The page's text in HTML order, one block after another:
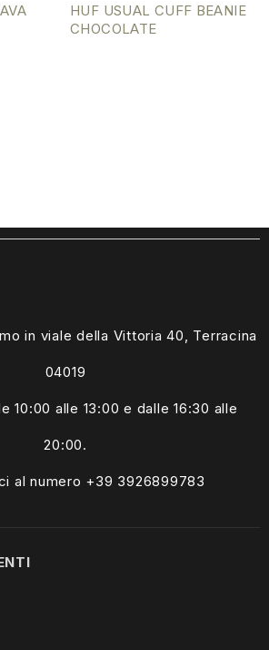
HUF USUAL CUFF BEANIE
CHOCOLATE
in viale della Vittoria 40, Terracina
04019
10:00 alle 13:00 e dalle 16:30 alle
20:00.
al numero +39 3926899783